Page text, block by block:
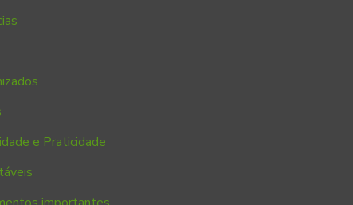
e Praticidade